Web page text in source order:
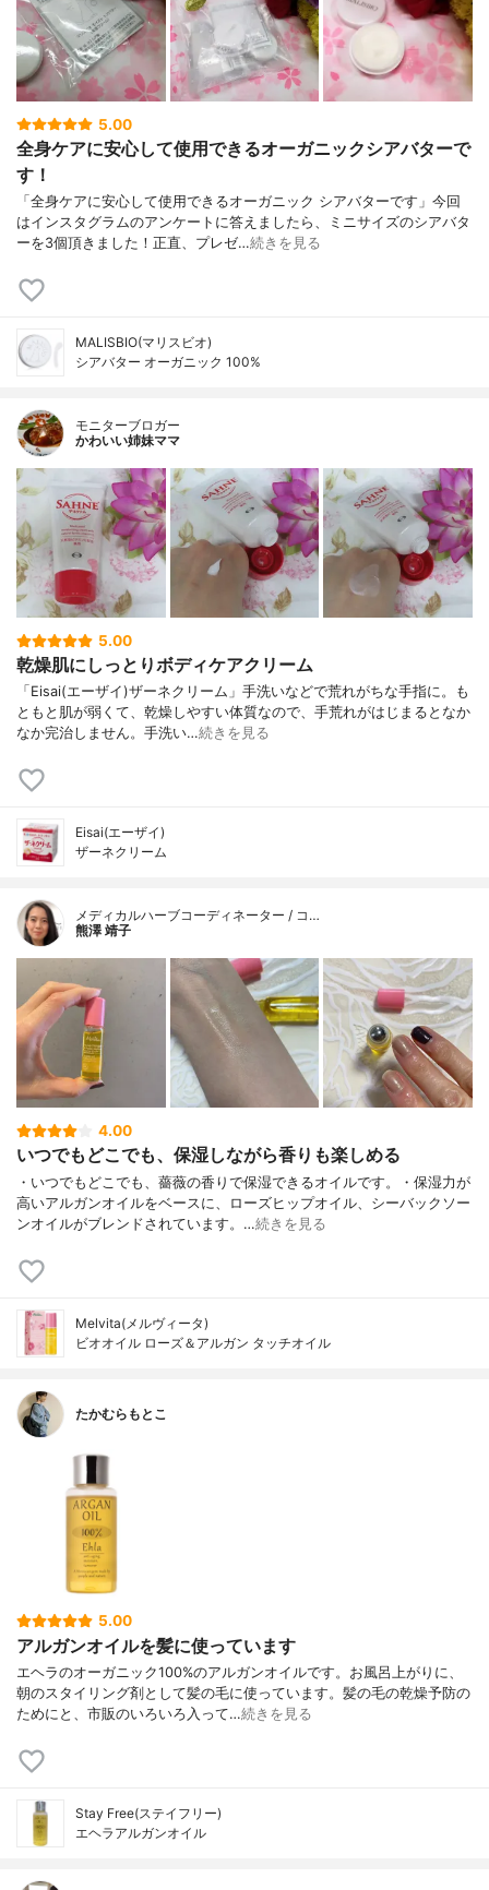
5.00
全身ケアに安心して使用できるオーガニックシアバターで
す！
「全身ケアに安心して使用できるオーガニック シアバターです」今回
はインスタグラムのアンケートに答えましたら、ミニサイズのシアバタ
ーを3個頂きました！正直、プレゼ…続きを見る
MALISBIO(マリスビオ)
シアバター オーガニック 100%
モニターブロガー
かわいい姉妹ママ
5.00
乾燥肌にしっとりボディケアクリーム
「Eisai(エーザイ)ザーネクリーム」手洗いなどで荒れがちな手指に。も
ともと肌が弱くて、乾燥しやすい体質なので、手荒れがはじまるとなか
なか完治しません。手洗い…続きを見る
Eisai(エーザイ)
ザーネクリーム
メディカルハーブコーディネーター / コ…
熊澤 靖子
4.00
いつでもどこでも、保湿しながら香りも楽しめる
・いつでもどこでも、薔薇の香りで保湿できるオイルです。・保湿力が
高いアルガンオイルをベースに、ローズヒップオイル、シーバックソー
ンオイルがブレンドされています。…続きを見る
Melvita(メルヴィータ)
ビオオイル ローズ＆アルガン タッチオイル
たかむらもとこ
5.00
アルガンオイルを髪に使っています
エヘラのオーガニック100%のアルガンオイルです。お風呂上がりに、
朝のスタイリング剤として髪の毛に使っています。髪の毛の乾燥予防の
ためにと、市販のいろいろ入って…続きを見る
Stay Free(ステイフリー)
エヘラアルガンオイル